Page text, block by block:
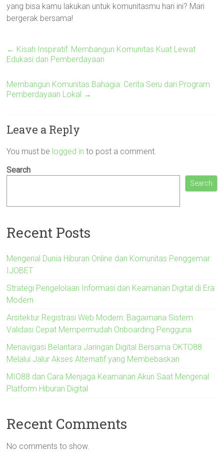
yang bisa kamu lakukan untuk komunitasmu hari ini? Mari
bergerak bersama!
← Kisah Inspiratif: Membangun Komunitas Kuat Lewat
Edukasi dan Pemberdayaan
Membangun Komunitas Bahagia: Cerita Seru dari Program
Pemberdayaan Lokal →
Leave a Reply
You must be logged in to post a comment.
Search
Search
Recent Posts
Mengenal Dunia Hiburan Online dan Komunitas Penggemar
IJOBET
Strategi Pengelolaan Informasi dan Keamanan Digital di Era
Modern
Arsitektur Registrasi Web Modern: Bagaimana Sistem
Validasi Cepat Mempermudah Onboarding Pengguna
Menavigasi Belantara Jaringan Digital Bersama OKTO88
Melalui Jalur Akses Alternatif yang Membebaskan
MIO88 dan Cara Menjaga Keamanan Akun Saat Mengenal
Platform Hiburan Digital
Recent Comments
No comments to show.